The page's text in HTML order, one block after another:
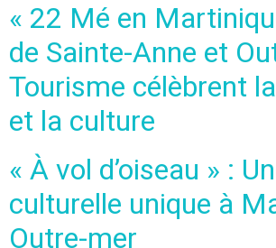
« 22 Mé en
de Sainte-Anne et
Tourisme célèbrent
et la culture
« À vol d’oiseau » :
culturelle unique à
Outre-mer